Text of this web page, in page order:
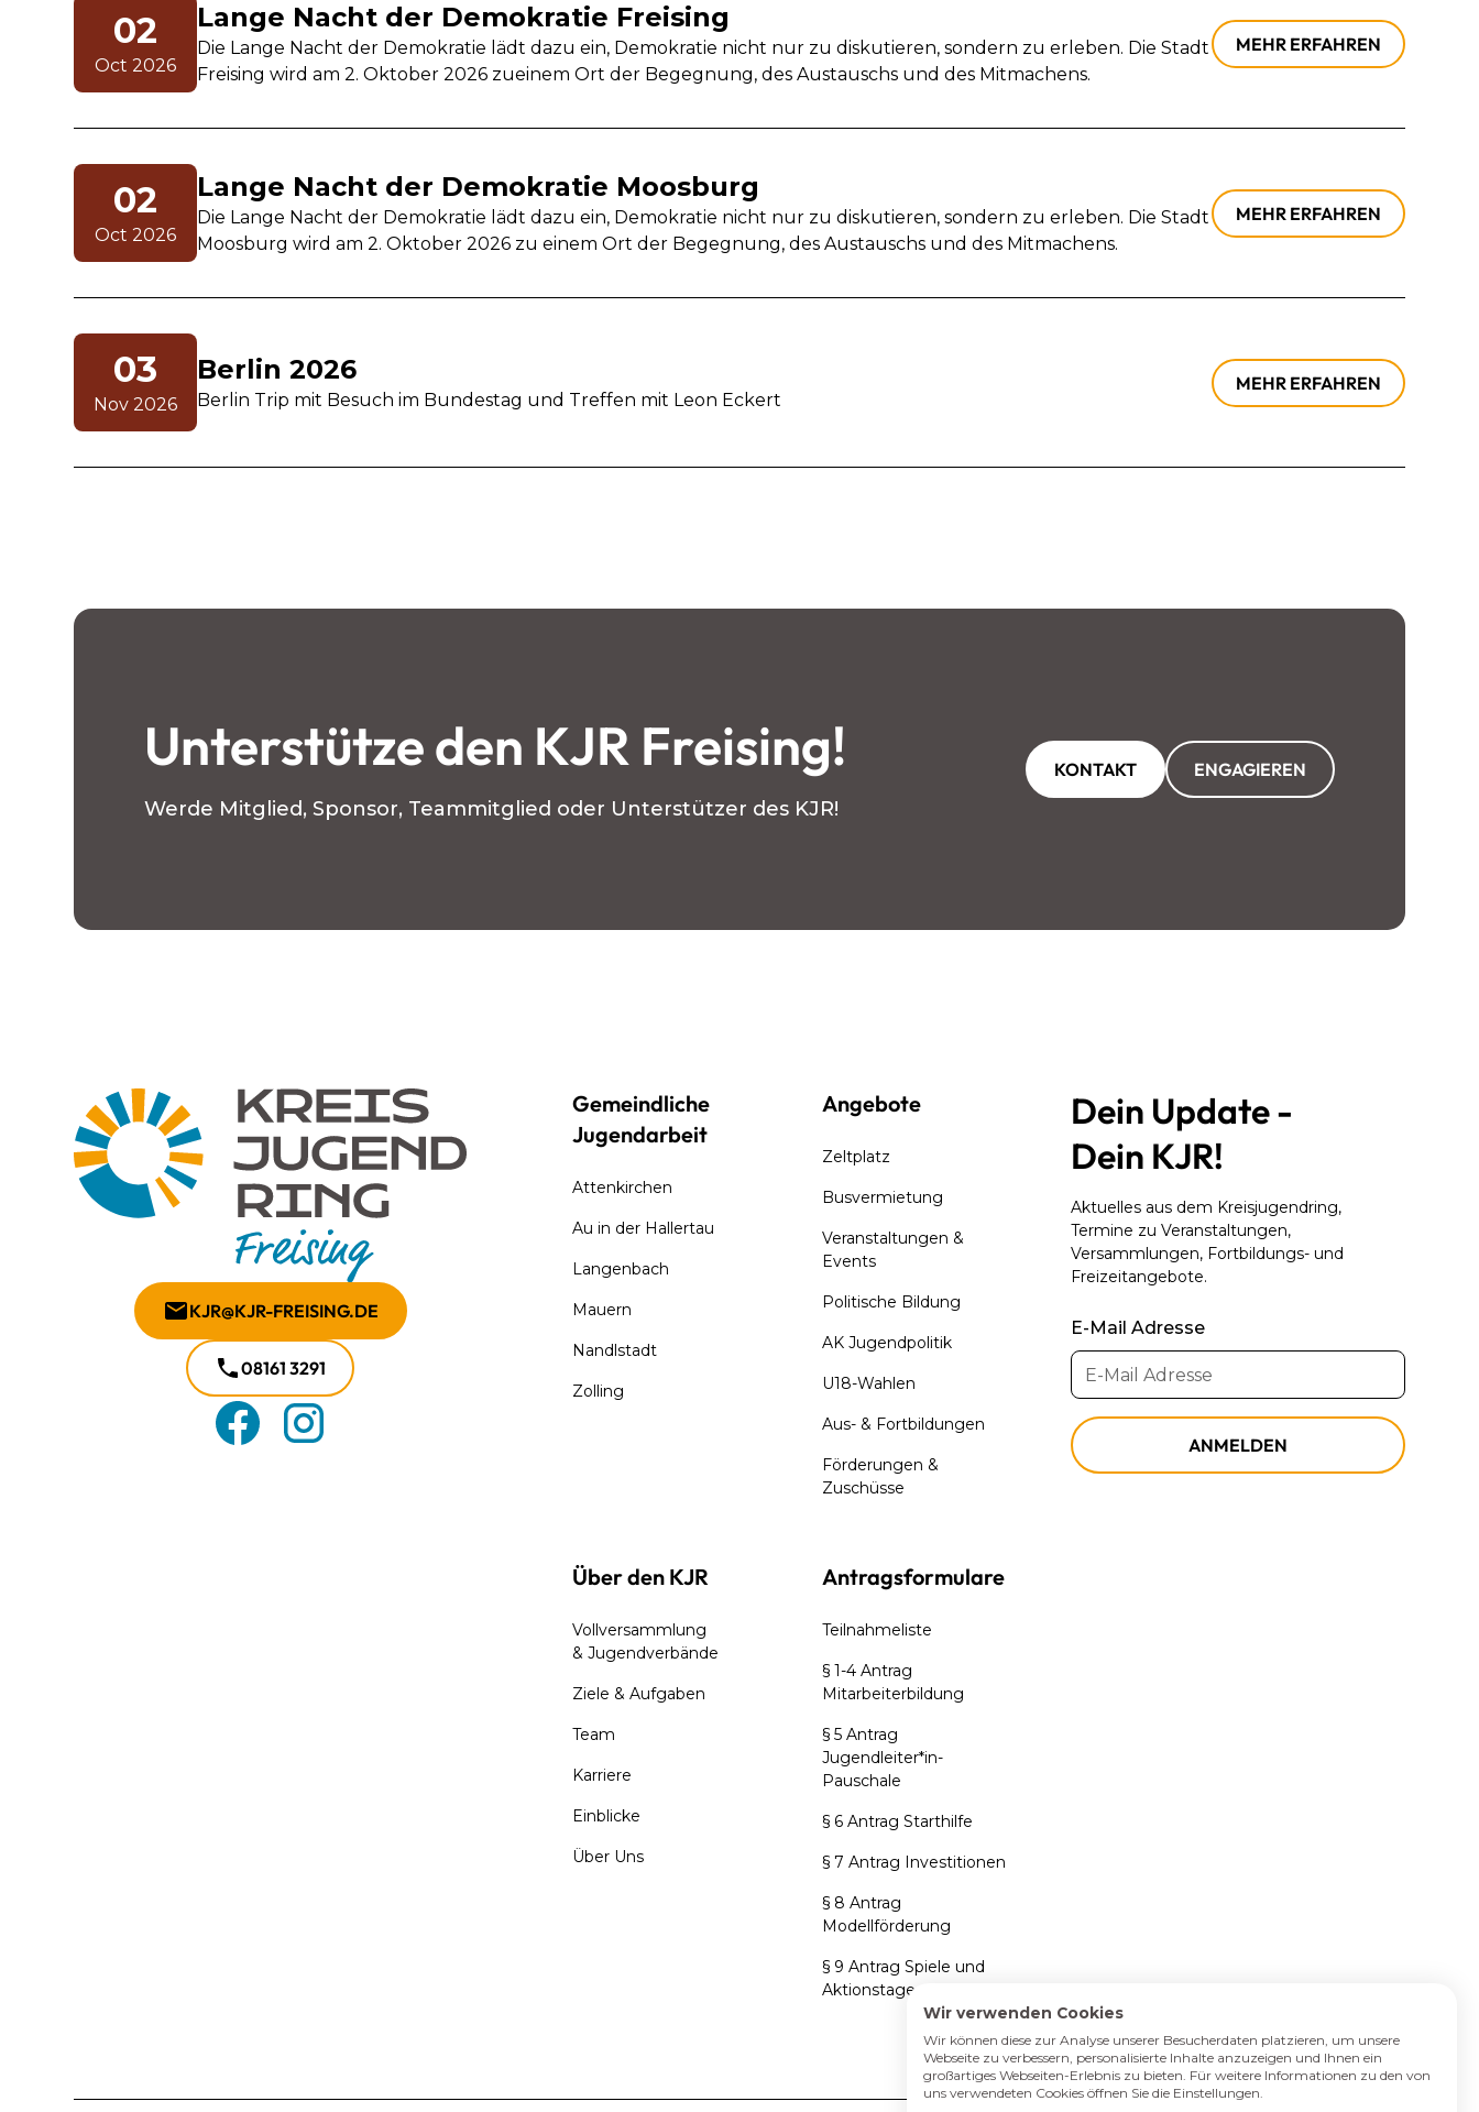
02
Oct 2026
Lange Nacht der Demokratie Freising
Die Lange Nacht der Demokratie lädt dazu ein, Demokratie nicht nur zu diskutieren, sondern zu erleben. Die Stadt
Freising wird am 2. Oktober 2026 zueinem Ort der Begegnung, des Austauschs und des Mitmachens.
MEHR ERFAHREN
02
Oct 2026
Lange Nacht der Demokratie Moosburg
Die Lange Nacht der Demokratie lädt dazu ein, Demokratie nicht nur zu diskutieren, sondern zu erleben. Die Stadt
Moosburg wird am 2. Oktober 2026 zu einem Ort der Begegnung, des Austauschs und des Mitmachens.
MEHR ERFAHREN
03
Nov 2026
Berlin 2026
Berlin Trip mit Besuch im Bundestag und Treffen mit Leon Eckert
MEHR ERFAHREN
Unterstütze den KJR Freising!
Werde Mitglied, Sponsor, Teammitglied oder Unterstützer des KJR!
KONTAKT ENGAGIEREN
KJR@KJR-FREISING.DE
08161 3291
Gemeindliche
Jugendarbeit
Attenkirchen
Au in der Hallertau
Langenbach
Mauern
Nandlstadt
Zolling
Angebote
Zeltplatz
Busvermietung
Veranstaltungen &
Events
Politische Bildung
AK Jugendpolitik
U18-Wahlen
Aus- & Fortbildungen
Förderungen &
Zuschüsse
Über den KJR
Vollversammlung
& Jugendverbände
Ziele & Aufgaben
Team
Karriere
Einblicke
Über Uns
Antragsformulare
Teilnahmeliste
§ 1-4 Antrag
Mitarbeiterbildung
§ 5 Antrag
Jugendleiter*in-
Pauschale
§ 6 Antrag Starthilfe
§ 7 Antrag Investitionen
§ 8 Antrag
Modellförderung
§ 9 Antrag Spiele und
Aktionstage
Dein Update -
Dein KJR!
Aktuelles aus dem Kreisjugendring,
Termine zu Veranstaltungen,
Versammlungen, Fortbildungs- und
Freizeitangebote.
E-Mail Adresse
Wir verwenden Cookies
Wir können diese zur Analyse unserer Besucherdaten platzieren, um unsere
Webseite zu verbessern, personalisierte Inhalte anzuzeigen und Ihnen ein
großartiges Webseiten-Erlebnis zu bieten. Für weitere Informationen zu den von
uns verwendeten Cookies öffnen Sie die Einstellungen.